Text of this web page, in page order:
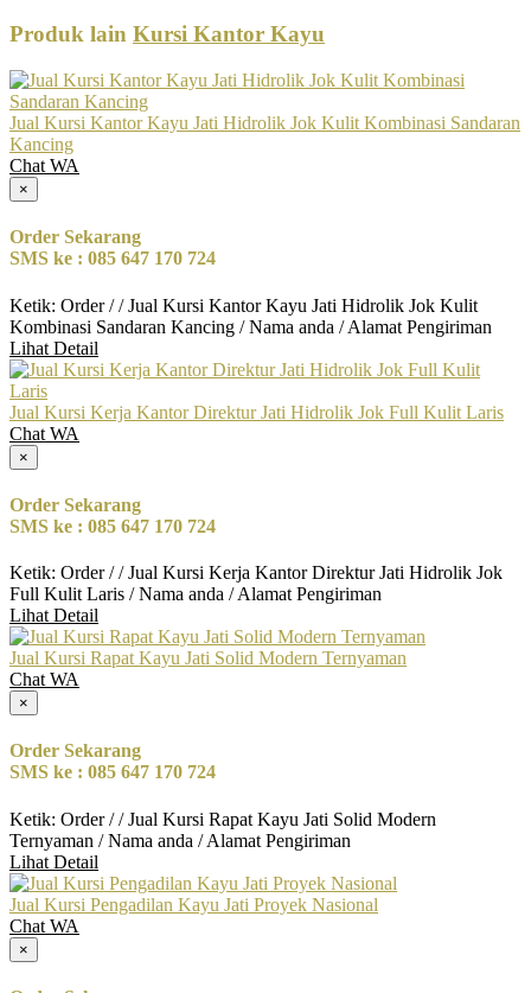
Produk lain Kursi Kantor Kayu
Jual Kursi Kantor Kayu Jati Hidrolik Jok Kulit Kombinasi Sandaran
Kancing
Chat WA
×
Order Sekarang
SMS ke : 085 647 170 724
Ketik: Order / / Jual Kursi Kantor Kayu Jati Hidrolik Jok Kulit
Kombinasi Sandaran Kancing / Nama anda / Alamat Pengiriman
Lihat Detail
Jual Kursi Kerja Kantor Direktur Jati Hidrolik Jok Full Kulit Laris
Chat WA
×
Order Sekarang
SMS ke : 085 647 170 724
Ketik: Order / / Jual Kursi Kerja Kantor Direktur Jati Hidrolik Jok
Full Kulit Laris / Nama anda / Alamat Pengiriman
Lihat Detail
Jual Kursi Rapat Kayu Jati Solid Modern Ternyaman
Chat WA
×
Order Sekarang
SMS ke : 085 647 170 724
Ketik: Order / / Jual Kursi Rapat Kayu Jati Solid Modern
Ternyaman / Nama anda / Alamat Pengiriman
Lihat Detail
Jual Kursi Pengadilan Kayu Jati Proyek Nasional
Chat WA
×